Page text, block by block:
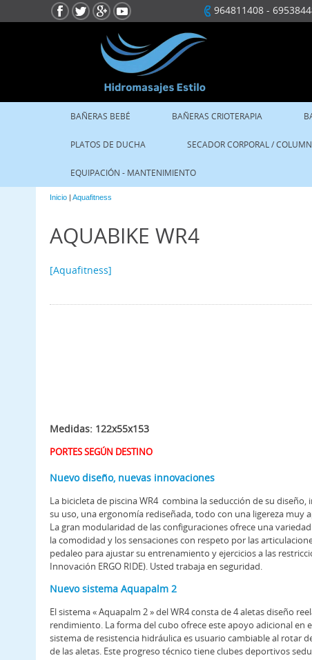
964811408 -
BAÑERAS BEBÉ BAÑERAS CRIOTERAPIA
PLATOS DE DUCHA SECADOR CORPORAL /
EQUIPACIÓN - MANTENIMIENTO
Inicio | Aquafitness
AQUABIKE WR4
[Aquafitness]
Medidas: 122x55x153
PORTES SEGÚN DESTINO
Nuevo diseño, nuevas innovaciones
La bicicleta de piscina WR4 combina la seducción de su
su uso, una ergonomía rediseñada, todo con una ligereza muy
La gran modularidad de las configuraciones ofrece una
la comodidad y los sensaciones con respeto por las
pedaleo para ajustar su entrenamiento y ejercicios a las
Innovación ERGO RIDE). Usted trabaja en seguridad.
Nuevo sistema Aquapalm 2
El sistema « Aquapalm 2 » del WR4 consta de 4 aletas diseño
rendimiento. La forma del cubo ofrece este apoyo adicional en
sistema de resistencia hidráulica es usuario cambiable al rotar
de las aletas. Este progreso técnico tiene clubes deportivos